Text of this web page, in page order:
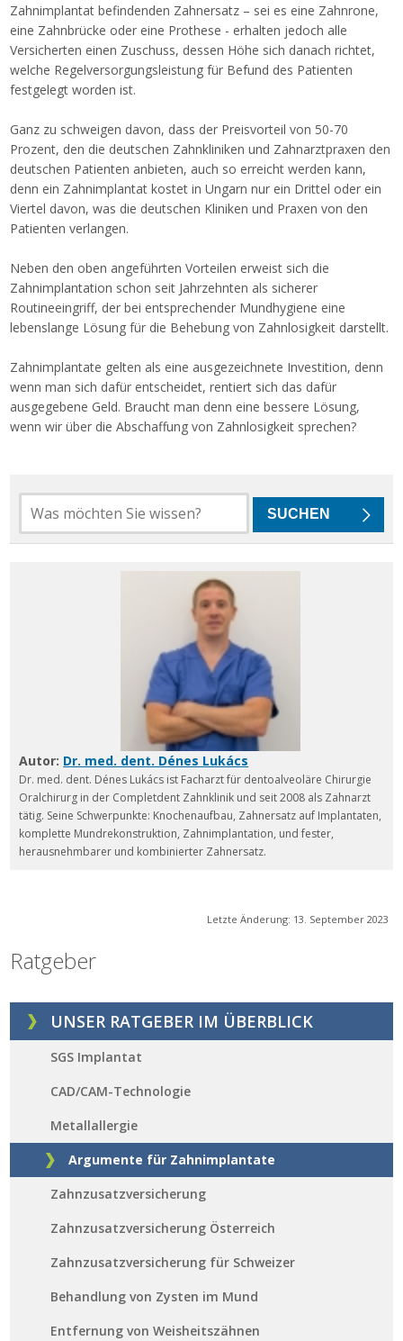
Zahnimplantat befindenden Zahnersatz – sei es eine Zahnrone,
eine Zahnbrücke oder eine Prothese - erhalten jedoch alle
Versicherten einen Zuschuss, dessen Höhe sich danach richtet,
welche Regelversorgungsleistung für Befund des Patienten
festgelegt worden ist.
Ganz zu schweigen davon, dass der Preisvorteil von 50-70
Prozent, den die deutschen Zahnkliniken und Zahnarztpraxen den
deutschen Patienten anbieten, auch so erreicht werden kann,
denn ein Zahnimplantat kostet in Ungarn nur ein Drittel oder ein
Viertel davon, was die deutschen Kliniken und Praxen von den
Patienten verlangen.
Neben den oben angeführten Vorteilen erweist sich die
Zahnimplantation schon seit Jahrzehnten als sicherer
Routineeingriff, der bei entsprechender Mundhygiene eine
lebenslange Lösung für die Behebung von Zahnlosigkeit darstellt.
Zahnimplantate gelten als eine ausgezeichnete Investition, denn
wenn man sich dafür entscheidet, rentiert sich das dafür
ausgegebene Geld. Braucht man denn eine bessere Lösung,
wenn wir über die Abschaffung von Zahnlosigkeit sprechen?
Autor: Dr. med. dent. Dénes Lukács
Dr. med. dent. Dénes Lukács ist Facharzt für dentoalveoläre Chirurgie
Oralchirurg in der Completdent Zahnklinik und seit 2008 als Zahnarzt
tätig. Seine Schwerpunkte: Knochenaufbau, Zahnersatz auf Implantaten,
komplette Mundrekonstruktion, Zahnimplantation, und fester,
herausnehmbarer und kombinierter Zahnersatz.
Letzte Änderung: 13. September 2023
Ratgeber
UNSER RATGEBER IM ÜBERBLICK
SGS Implantat
CAD/CAM-Technologie
Metallallergie
Argumente für Zahnimplantate
Zahnzusatzversicherung
Zahnzusatzversicherung Österreich
Zahnzusatzversicherung für Schweizer
Behandlung von Zysten im Mund
Entfernung von Weisheitszähnen